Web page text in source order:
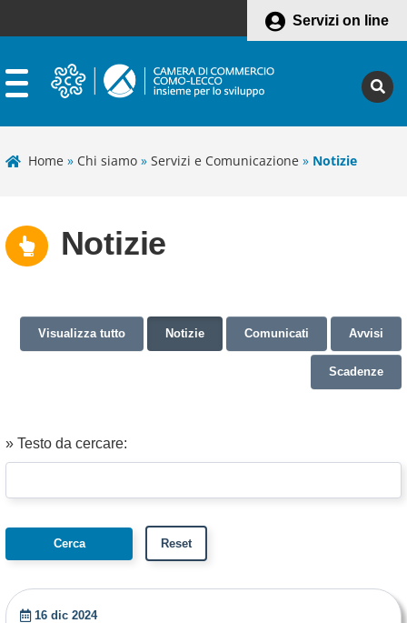
Servizi on line
Home » Chi siamo » Servizi e Comunicazione » Notizie
Notizie
Visualizza tutto Notizie Comunicati Avvisi
Scadenze
» Testo da cercare:
16 dic 2024